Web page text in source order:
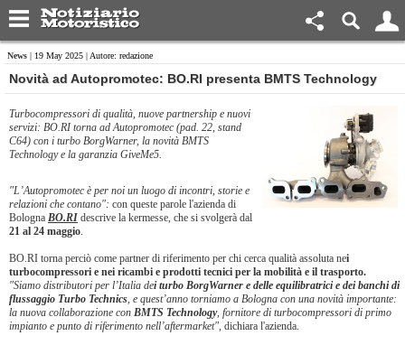
News | 19 May 2025 | Autore: redazione
Novità ad Autopromotec: BO.RI presenta BMTS Technology
Turbocompressori di qualità, nuove partnership e nuovi
servizi: BO.RI torna ad Autopromotec (pad. 22, stand
C64) con i turbo BorgWarner, la novità BMTS
Technology e la garanzia GiveMe5.
"L’Autopromotec è per noi un luogo di incontri, storie e
relazioni che contano": con queste parole l'azienda di
Bologna BO.RI descrive la kermesse, che si svolgerà dal
21 al 24 maggio.
BO.RI torna perciò come partner di riferimento per chi cerca qualità assoluta nei
turbocompressori e nei ricambi e prodotti tecnici per la mobilità e il trasporto.
"Siamo distributori per l’Italia dei turbo BorgWarner e delle equilibratrici e dei banchi di
flussaggio Turbo Technics, e quest’anno torniamo a Bologna con una novità importante:
la nuova collaborazione con BMTS Technology, fornitore di turbocompressori di primo
impianto e punto di riferimento nell’aftermarket", dichiara l'azienda.